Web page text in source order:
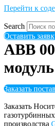
Перейти к
Search
Оставить
ABB
модуль
Заказать
Заказать
производства